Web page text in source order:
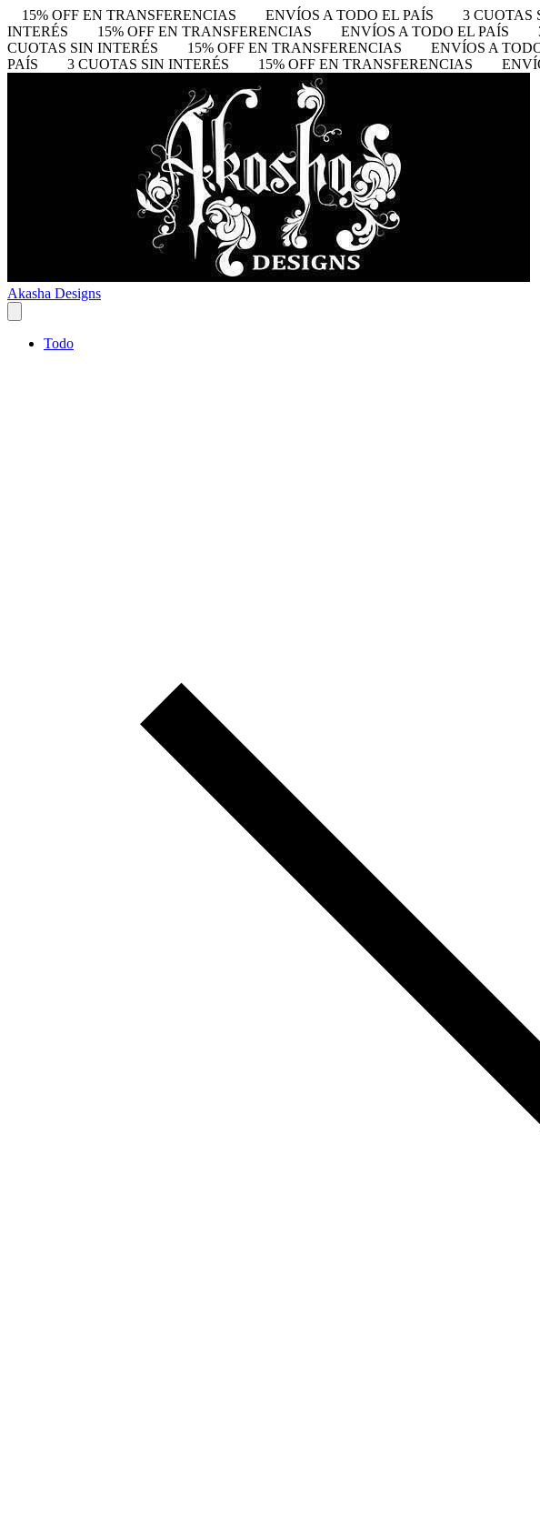
15% OFF EN TRANSFERENCIAS ENVÍOS A TODO EL PAÍS 3 CUOTAS
INTERÉS
15% OFF EN TRANSFERENCIAS ENVÍOS A TODO EL PAÍS
CUOTAS SIN INTERÉS
15% OFF EN TRANSFERENCIAS ENVÍOS A
PAÍS
3 CUOTAS SIN INTERÉS 15% OFF EN TRANSFERENCIAS
Akasha Designs
Todo